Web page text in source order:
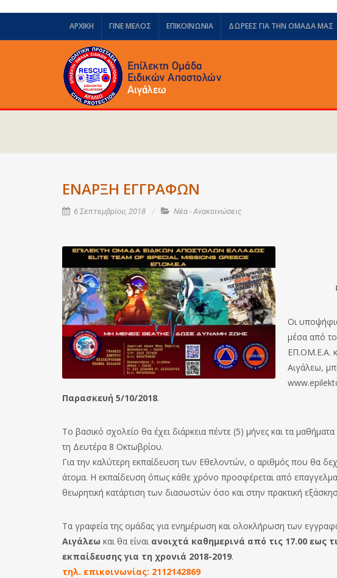
ΑΡΧΙΚΗ ΓΙΝΕ ΜΕΛΟΣ ΕΠΙΚΟΙΝΩΝΙΑ ΔΩΡΕΈΣ ΓΙΑ ΤΗΝ ΟΜΆΔΑ ΜΑΣ
ΕΝΑΡΞΗ ΕΓΓΡΑΦΩΝ
6 Σεπτεμβρίου, 2018 Νέα - Ανακοινώσεις
Οι
μέσα από
ΕΠ.ΟΜ.Ε.Α.
Αιγάλεω,
Παρασκευή 5/10/2018.
Το βασικό σχολείο θα έχει διάρκεια πέντε (5) μήνες και τα
τη Δευτέρα 8 Οκτωβρίου.
Για την καλύτερη εκπαίδευση των Εθελοντών, ο αριθμός που θα
άτομα. Η εκπαίδευση όπως κάθε χρόνο προσφέρεται από
θεωρητική κατάρτιση των διασωστών όσο και στην πρακτική
Τα γραφεία της ομάδας για ενημέρωση και ολοκλήρωση των
Αιγάλεω και θα είναι ανοιχτά καθημερινά από τις 17.00 εως
εκπαίδευσης για τη χρονιά 2018-2019.
τηλ. επικοινωνίας: 2112142869